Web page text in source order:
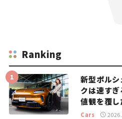
Ranking
新型ポルシ
クは速すぎ
値観を覆し
り。
Cars